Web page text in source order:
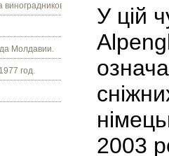
Молдавии.
год.
У цій
2003